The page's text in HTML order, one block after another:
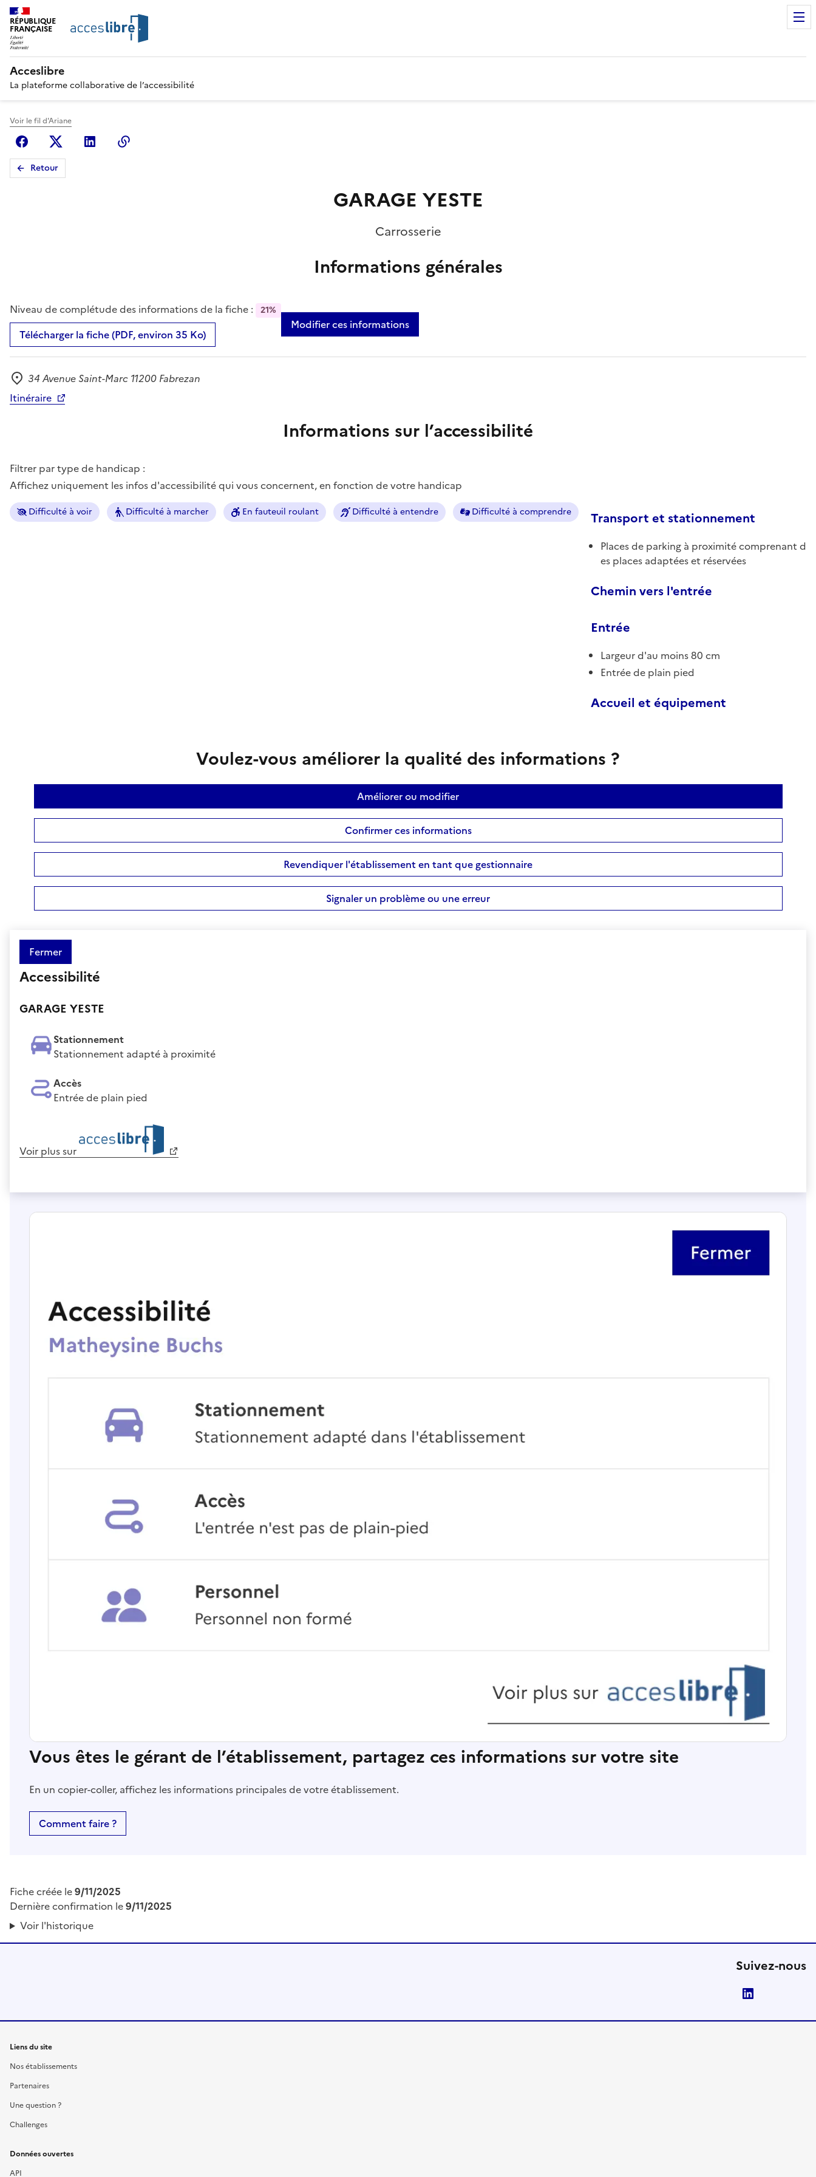
RÉPUBLIQUE
FRANÇAISE
Acceslibre
La plateforme collaborative de l’accessibilité
Voir le fil d'Ariane
FacebookX (anciennement Twitter)
Linkedin
Retour
GARAGE YESTE
Carrosserie
Informations générales
Niveau de complétude des informations de la fiche : 21%
Télécharger la fiche (PDF, environ 35 Ko)
Modifier ces informations
Adresse
34 Avenue Saint-Marc 11200 Fabrezan
Itinéraire
Informations sur l’accessibilité
Filtrer par type de handicap :
Affichez uniquement les infos d'accessibilité qui vous concernent, en fonction de votre handicap
Difficulté à voir Difficulté à marcher En fauteuil roulant Difficulté à entendre Difficulté à comprendre Transport et stationnement
Places de parking à proximité comprenant d
es places adaptées et réservées
Chemin vers l'entrée
Entrée
Largeur d'au moins 80 cm
Entrée de plain pied
Accueil et équipement
Voulez-vous améliorer la qualité des informations ?
Améliorer ou modifier
Confirmer ces informations
Revendiquer l'établissement en tant que gestionnaire
Signaler un problème ou une erreur
Fermer
Accessibilité
GARAGE YESTE
Stationnement
Stationnement adapté à proximité
Accès
Entrée de plain pied
Voir plus sur
Vous êtes le gérant de l’établissement, partagez ces informations sur votre site
En un copier-coller, affichez les informations principales de votre établissement.
Comment faire ?
Fiche créée le9/11/2025
Dernière confirmation le9/11/2025
Voir l'historique
Suivez-nous
Liens du site
Nos établissements
Partenaires
Une question ?
Challenges
Données ouvertes
API